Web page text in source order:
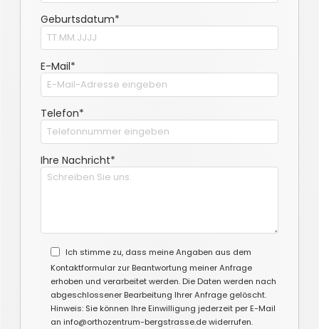
Geburtsdatum*
E-Mail*
Telefon*
Ihre Nachricht*
Ich stimme zu, dass meine Angaben aus dem
Kontaktformular zur Beantwortung meiner Anfrage
erhoben und verarbeitet werden. Die Daten werden nach
abgeschlossener Bearbeitung Ihrer Anfrage gelöscht.
Hinweis: Sie können Ihre Einwilligung jederzeit per E-Mail
an info@orthozentrum-bergstrasse.de widerrufen.